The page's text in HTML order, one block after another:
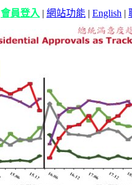
會員登入 | 網站功能 | English |